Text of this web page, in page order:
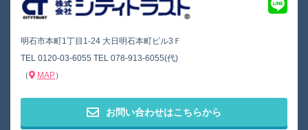
明石市本町1丁目1-24 大日明石本町ビル3Ｆ
TEL 0120-03-6055 TEL 078-913-6055(代)
（
MAP）
お問い合わせはこちらから